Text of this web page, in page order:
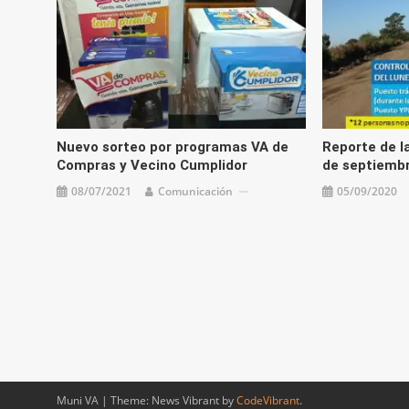
Nuevo sorteo por programas VA de
Compras y Vecino Cumplidor
08/07/2021 Comunicación
Reporte de
de
05/09/2020
Muni VA | Theme: News Vibrant byCodeVibrant.